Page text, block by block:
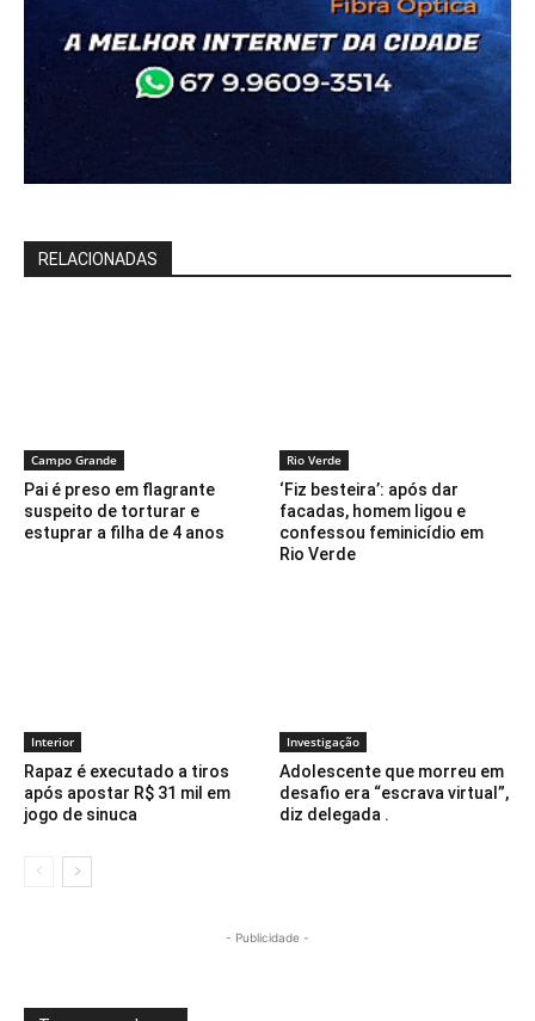
RELACIONADAS
Campo Grande
Pai é preso em flagrante
suspeito de torturar e
estuprar a filha de 4 anos
Rio Verde
‘Fiz besteira’: após dar
facadas, homem ligou e
confessou feminicídio em
Rio Verde
Interior
Rapaz é executado a tiros
após apostar R$ 31 mil em
jogo de sinuca
Investigação
Adolescente que morreu em
desafio era “escrava virtual”,
diz delegada .
- Publicidade -